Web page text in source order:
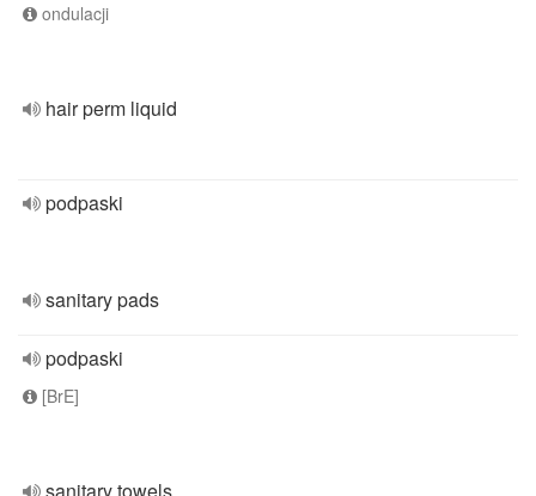
ondulacji
hair perm liquid
podpaski
sanitary pads
podpaski
[BrE]